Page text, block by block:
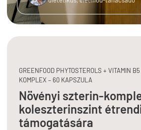
GREENFOOD PHYTOSTEROLS + VITAMIN B5
KOMPLEX – 60 KAPSZULA
Növényi szterin-
koleszterinszint
támogatására